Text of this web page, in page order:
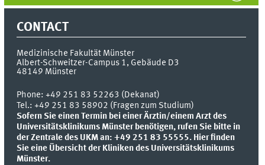
CONTACT
Medizinische Fakultät Münster
Albert-Schweitzer-Campus 1, Gebäude D3
48149 Münster
Phone:+49 251 83 52263 (Dekanat)
Tel.: +49 251 83 58902 (Fragen zum Studium)
Sofern Sie einen Termin bei einer Ärztin/einem Arzt des
Universitätsklinikums Münster benötigen, rufen Sie bitte in
der Zentrale des UKM an: +49 251 83 55555. Hier finden
Sie eine Übersicht der Kliniken des Universitätsklinikums
Münster.